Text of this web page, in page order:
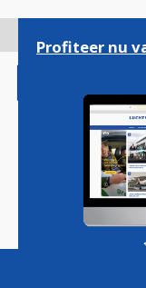
gaan
Magazine
Profiteer nu